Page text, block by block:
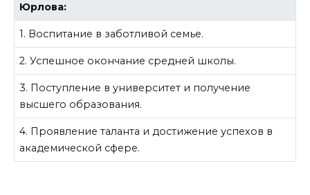
Юрлова:
1. Воспитание в заботливой семье.
2. Успешное окончание средней школы.
3. Поступление в университет и получение
высшего образования.
4. Проявление таланта и достижение успехов в
академической сфере.